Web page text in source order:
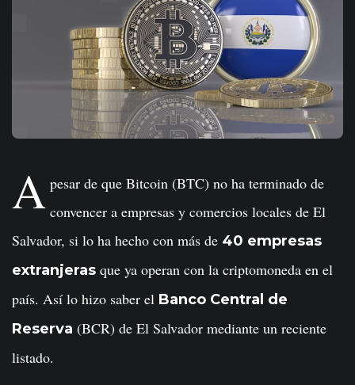
A pesar de que Bitcoin (BTC) no ha terminado de
convencer a empresas y comercios locales de El
Salvador, si lo ha hecho con más de 40 empresas
extranjeras que ya operan con la criptomoneda en el
país. Así lo hizo saber el Banco Central de
Reserva (BCR) de El Salvador mediante un reciente
listado.